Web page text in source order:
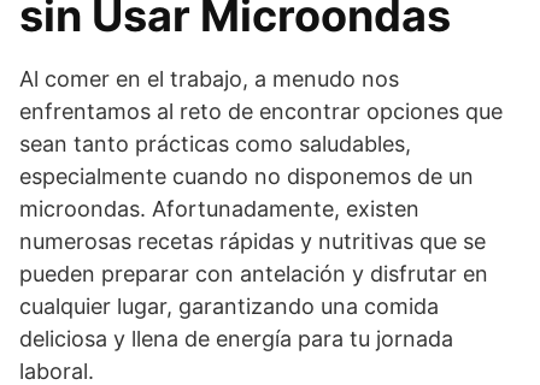
sin Usar Microondas
Al comer en el trabajo, a menudo nos
enfrentamos al reto de encontrar opciones que
sean tanto prácticas como saludables,
especialmente cuando no disponemos de un
microondas. Afortunadamente, existen
numerosas recetas rápidas y nutritivas que se
pueden preparar con antelación y disfrutar en
cualquier lugar, garantizando una comida
deliciosa y llena de energía para tu jornada
laboral.